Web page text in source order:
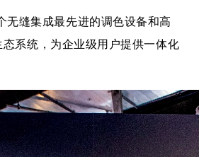
无缝集成最先进的调色设备和高
系统，为企业级用户提供一体化